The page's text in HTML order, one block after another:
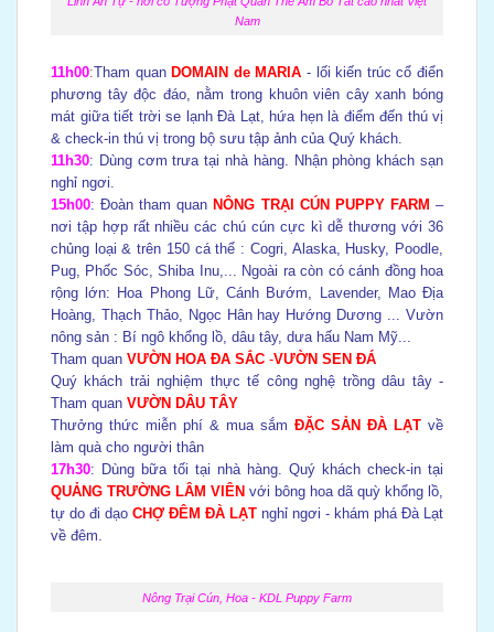
Nam
11h00:Tham quan DOMAIN de MARIA - lối kiến trúc cổ điển
phương tây độc đáo, nằm trong khuôn viên cây xanh bóng
mát giữa tiết trời se lạnh Đà Lạt, hứa hẹn là điểm đến thú vị
& check-in thú vị trong bộ sưu tập ảnh của Quý khách.
11h30: Dùng cơm trưa tại nhà hàng. Nhận phòng khách sạn
nghỉ ngơi.
15h00: Đoàn tham quan NÔNG TRẠI CÚN PUPPY FARM –
nơi tập hợp rất nhiều các chú cún cực kì dễ thương với 36
chủng loại & trên 150 cá thể : Cogri, Alaska, Husky, Poodle,
Pug, Phốc Sóc, Shiba Inu,... Ngoài ra còn có cánh đồng hoa
rộng lớn: Hoa Phong Lữ, Cánh Bướm, Lavender, Mao Địa
Hoàng, Thạch Thảo, Ngọc Hân hay Hướng Dương ... Vườn
nông sản : Bí ngô khổng lồ, dâu tây, dưa hấu Nam Mỹ...
Tham quan VƯỜN HOA ĐA SẮC -VƯỜN SEN ĐÁ
Quý khách trải nghiệm thực tế công nghệ trồng dâu tây -
Tham quan VƯỜN DÂU TÂY
Thưởng thức miễn phí & mua sắm ĐẶC SẢN ĐÀ LẠT về
làm quà cho người thân
17h30: Dùng bữa tối tại nhà hàng. Quý khách check-in tại
QUẢNG TRƯỜNG LÂM VIÊN với bông hoa dã quỳ khổng lồ,
tự do đi dạo CHỢ ĐÊM ĐÀ LẠT nghỉ ngơi - khám phá Đà Lạt
về đêm.
Nông Trại Cún, Hoa - KDL Puppy Farm